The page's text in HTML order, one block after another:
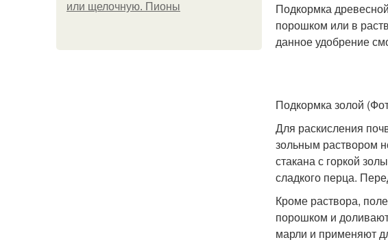
или щелочную. Пионы
Подкормка
порошком или в
данное удобрение
Подкормка золой
Для раскисления
зольным раствором
стакана с горкой
сладкого перца.
Кроме раствора,
порошком и
марли и применяют